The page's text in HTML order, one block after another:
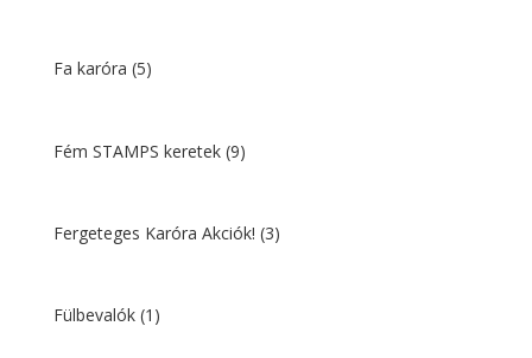
Fa karóra (5)
Fém STAMPS keretek (9)
Fergeteges Karóra Akciók! (3)
Fülbevalók (1)